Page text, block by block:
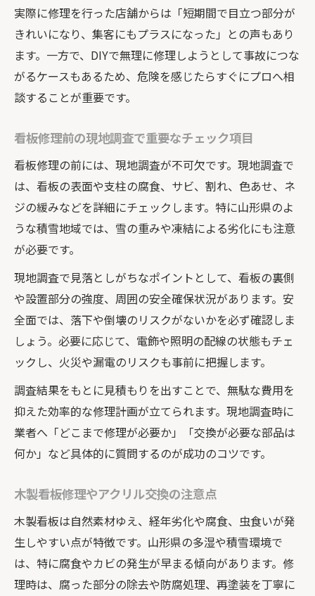
実際に修理を行った店舗からは「短期間で目立つ部分が
きれいになり、集客にもプラスになった」との声もあり
ます。一方で、DIYで無理に修理しようとして事故につな
がるケースもあるため、危険を感じたらすぐにプロへ相
談することが重要です。
看板修理前の現地調査で重要なチェック項目
看板修理の前には、現地調査が不可欠です。現地調査で
は、看板の表面や支柱の腐食、サビ、割れ、色あせ、ネ
ジの緩みなどを詳細にチェックします。特に山形県のよ
うな積雪地域では、雪の重みや凍結による劣化にも注意
が必要です。
現地調査で見落としがちなポイントとして、看板の裏側
や設置部分の強度、周囲の安全確保状況があります。安
全面では、落下や倒壊のリスクがないかを必ず確認しま
しょう。必要に応じて、電飾や照明の配線の状態もチェ
ックし、火災や漏電のリスクも事前に把握します。
調査結果をもとに見積もりを出すことで、無駄な費用を
抑えた効率的な修理計画が立てられます。現地調査時に
業者へ「どこまで修理が必要か」「交換が必要な部品は
何か」など具体的に質問するのが成功のコツです。
木製看板修理やアクリル交換の注意点
木製看板は自然素材ゆえ、経年劣化や腐食、虫食いが発
生しやすい点が特徴です。山形県の多湿や積雪環境で
は、特に腐食やカビの発生が早まる傾向があります。修
理時は、腐った部分の除去や防腐処理、再塗装を丁寧に